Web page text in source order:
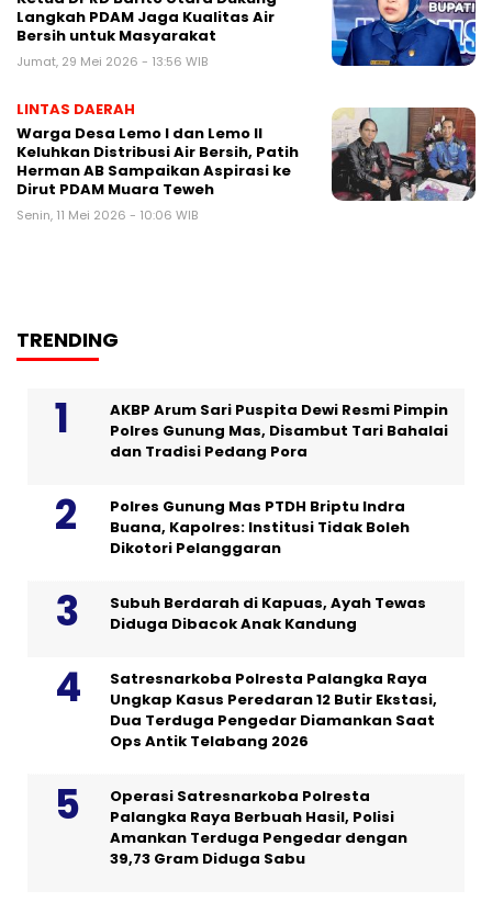
Langkah PDAM Jaga Kualitas Air
Bersih untuk Masyarakat
Jumat, 29 Mei 2026 - 13:56 WIB
LINTAS DAERAH
Warga Desa Lemo I dan Lemo II
Keluhkan Distribusi Air Bersih, Patih
Herman AB Sampaikan Aspirasi ke
Dirut PDAM Muara Teweh
Senin, 11 Mei 2026 - 10:06 WIB
TRENDING
AKBP Arum Sari Puspita Dewi Resmi Pimpin
Polres Gunung Mas, Disambut Tari Bahalai
dan Tradisi Pedang Pora
Polres Gunung Mas PTDH Briptu Indra
Buana, Kapolres: Institusi Tidak Boleh
Dikotori Pelanggaran
Subuh Berdarah di Kapuas, Ayah Tewas
Diduga Dibacok Anak Kandung
Satresnarkoba Polresta Palangka Raya
Ungkap Kasus Peredaran 12 Butir Ekstasi,
Dua Terduga Pengedar Diamankan Saat
Ops Antik Telabang 2026
Operasi Satresnarkoba Polresta
Palangka Raya Berbuah Hasil, Polisi
Amankan Terduga Pengedar dengan
39,73 Gram Diduga Sabu